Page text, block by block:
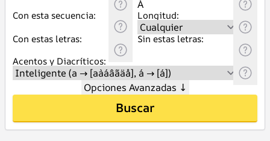
Con esta secuencia:
Longitud:
Con estas letras:
Sin estas letras:
Acentos y Diacríticos:
Opciones Avanzadas ↓
Buscar